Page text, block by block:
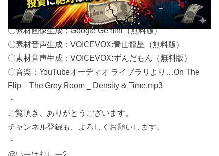
〇制作者：いーはむしー2
〇素材画像生成：Google Gemini（無料版）
〇素材音声生成：VOICEVOX:青山龍星（無料版）
〇素材音声生成：VOICEVOX:ずんだもん（無料版）
〇音楽：YouTubeオーディオ ライブラリより…On The
Flip – The Grey Room _ Density & Time.mp3
・
ご覧頂き、ありがとうございます。
チャンネル登録も、よろしくお願いします。
・
@いーはむしー2